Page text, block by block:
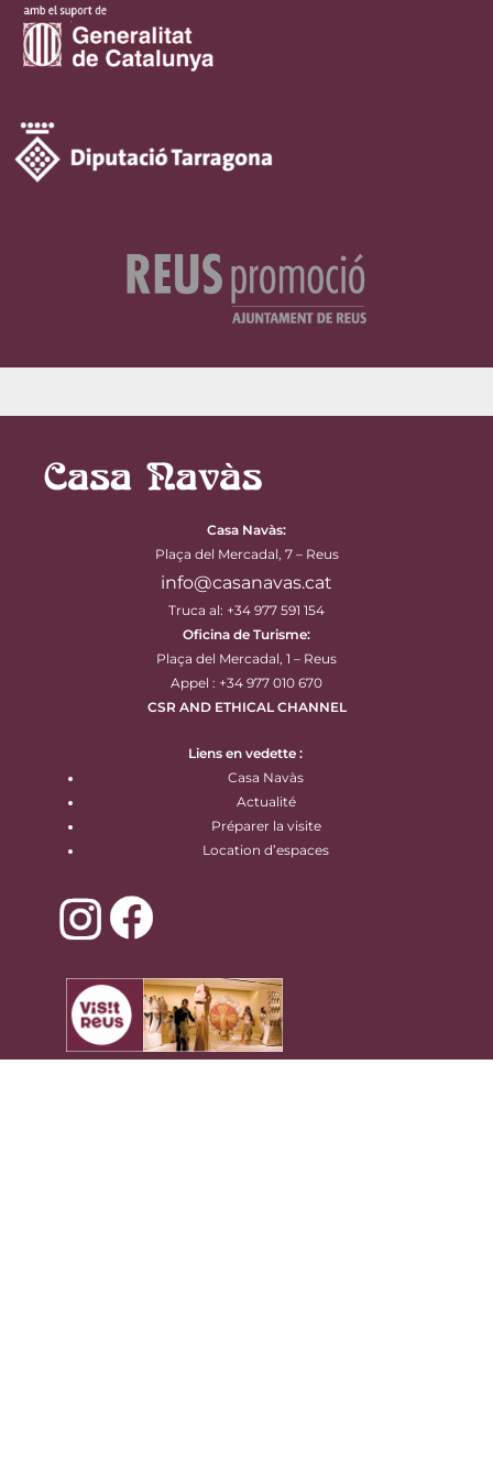
Casa Navàs:
Plaça del Mercadal, 7 – Reus
info@casanavas.cat
Truca al: +34 977 591 154
Oficina de Turisme:
Plaça del Mercadal, 1 – Reus
Appel : +34 977 010 670
CSR AND ETHICAL CHANNEL
Liens en vedette :
Casa Navàs
Actualité
Préparer la visite
Location d’espaces